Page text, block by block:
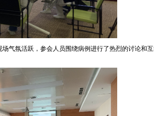
场气氛活跃，参会人员围绕病例进行了热烈的讨论和